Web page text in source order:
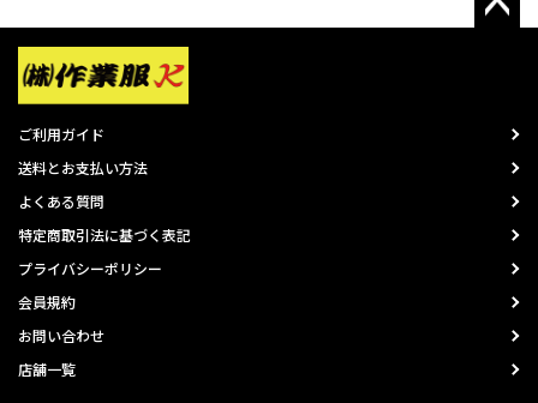
ご利用ガイド
送料とお支払い方法
よくある質問
特定商取引法に基づく表記
プライバシーポリシー
会員規約
お問い合わせ
店舗一覧